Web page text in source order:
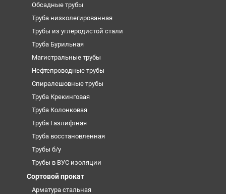
Обсадные трубы
Труба низколегированная
Трубы из углеродистой стали
Труба Бурильная
Магистральные трубы
Нефтепроводные трубы
Спиралешовные трубы
Труба Крекинговая
Труба Колонковая
Труба Газлифтная
Труба восстановленная
Трубы б/у
Трубы в ВУС изоляции
Сортовой прокат
Арматура стальная